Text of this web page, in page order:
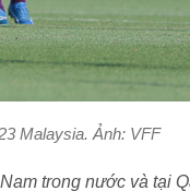
Malaysia. Ảnh: VFF
trong nước và tại